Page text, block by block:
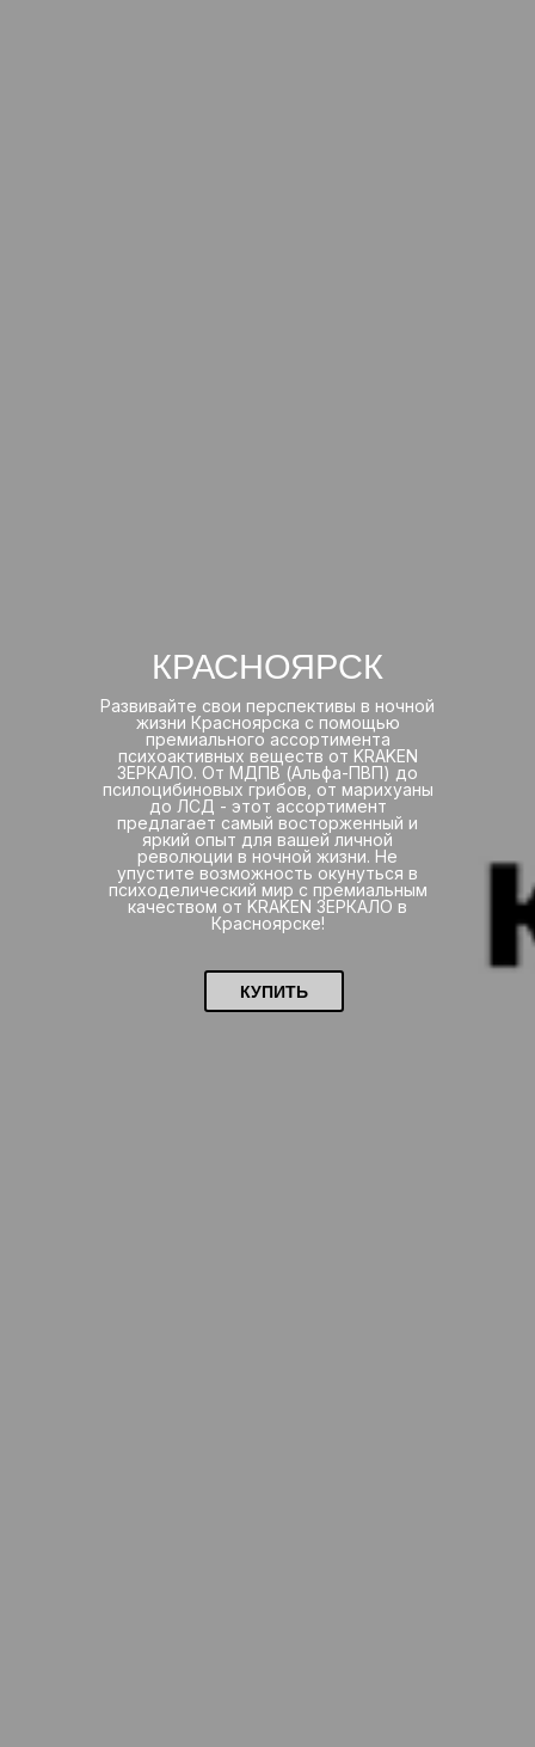
КРАСНОЯРСК
Развивайте свои перспективы в ночной
жизни Красноярска с помощью
премиального ассортимента
психоактивных веществ от KRAKEN
ЗЕРКАЛО. От МДПВ (Альфа-ПВП) до
псилоцибиновых грибов, от марихуаны
до ЛСД - этот ассортимент
предлагает самый восторженный и
яркий опыт для вашей личной
революции в ночной жизни. Не
упустите возможность окунуться в
психоделический мир с премиальным
качеством от KRAKEN ЗЕРКАЛО в
Красноярске!
КУПИТЬ